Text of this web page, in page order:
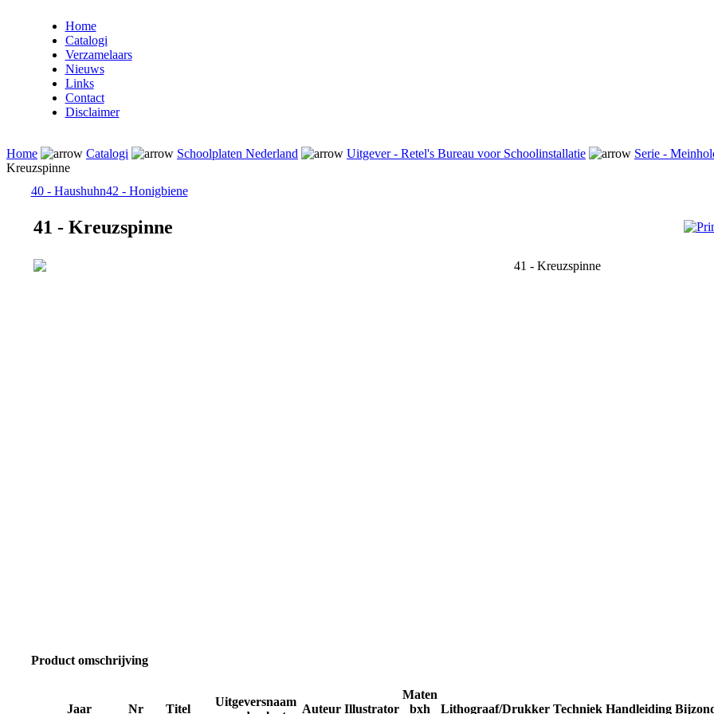
Home
Catalogi
Verzamelaars
Nieuws
Links
Contact
Disclaimer
Home Catalogi Schoolplaten Nederland Uitgever - Retel's Bureau voor Schoolinstallatie Serie -
Kreuzspinne
40 - Haushuhn42 - Honigbiene
41 - Kreuzspinne
41 - Kreuzspinne
Product omschrijving
Jaar Nr Titel
Uitgeversnaam
Auteur Illustrator
Maten
bxh
Lithograaf/Drukker Techniek Handleiding